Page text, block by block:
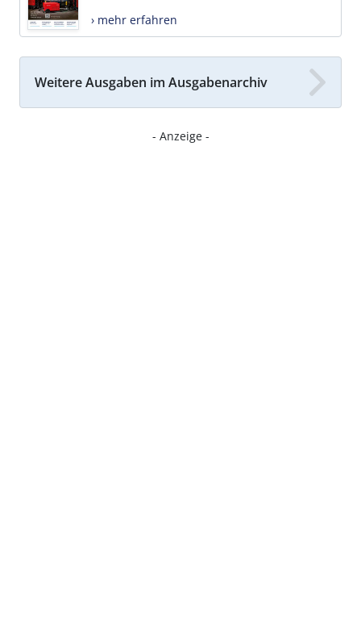
› mehr erfahren
Weitere Ausgaben im Ausgabenarchiv
- Anzeige -